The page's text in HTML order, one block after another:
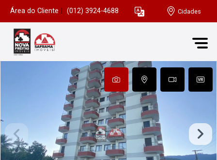
Área do Cliente (012) 3924-4688 Cidades